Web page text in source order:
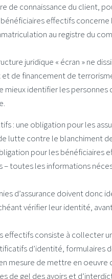
de connaissance du client,
effectifs
au registre du
juridique « écran » ne
de financement de
identifier les
: une obligation pour les
lutte contre le blanchiment
pour les
– toutes les informations
d’assurance doivent donc
vérifier leur identité,
effectifs consiste à collecter
d’identité, formulaires
mesure de mettre en
de gel des avoirs et